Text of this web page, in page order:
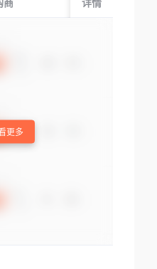
商 起运国/地区
详情
更多